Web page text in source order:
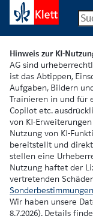
Hinweis zur KI-
AG sind
ist das Abtippen,
Aufgaben, Bildern
Trainieren in und für
Copilot etc.
von KI-
Nutzung von KI-
bereitstellt und
stellen eine
Nutzung haftet der
vertretenden
Sonderbestimmungen
Wir haben unsere
8.7.2026). Details